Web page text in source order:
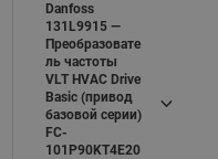
Danfoss
131L9915 —
Преобразовате
ль частоты
VLT HVAC Drive
Basic (привод
базовой серии)
FC-
101P90KT4E20